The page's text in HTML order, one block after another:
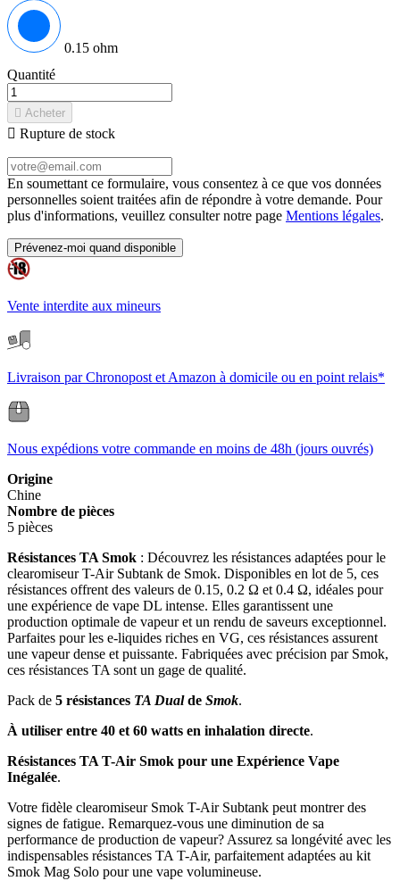
0.15 ohm
Quantité
 Acheter
 Rupture de stock
En soumettant ce formulaire, vous consentez à ce que vos données
personnelles soient traitées afin de répondre à votre demande. Pour
plus d'informations, veuillez consulter notre page Mentions légales.
Prévenez-moi quand disponible
Vente interdite aux mineurs
Livraison par Chronopost et Amazon à domicile ou en point relais*
Nous expédions votre commande en moins de 48h (jours ouvrés)
Origine
Chine
Nombre de pièces
5 pièces
Résistances TA Smok : Découvrez les résistances adaptées pour le
clearomiseur T-Air Subtank de Smok. Disponibles en lot de 5, ces
résistances offrent des valeurs de 0.15, 0.2 Ω et 0.4 Ω, idéales pour
une expérience de vape DL intense. Elles garantissent une
production optimale de vapeur et un rendu de saveurs exceptionnel.
Parfaites pour les e-liquides riches en VG, ces résistances assurent
une vapeur dense et puissante. Fabriquées avec précision par Smok,
ces résistances TA sont un gage de qualité.
Pack de 5 résistances TA Dualde Smok.
À utiliser entre 40 et 60 watts en inhalation directe.
Résistances TA T-Air Smok pour une Expérience Vape
Inégalée.
Votre fidèle clearomiseur Smok T-Air Subtank peut montrer des
signes de fatigue. Remarquez-vous une diminution de sa
performance de production de vapeur? Assurez sa longévité avec les
indispensables résistances TA T-Air, parfaitement adaptées au kit
Smok Mag Solo pour une vape volumineuse.